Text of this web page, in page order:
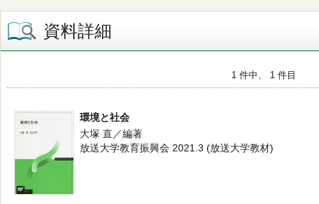
資料詳細
1 件中、 1 件目
環境と社会
大塚 直／編著
放送大学教育振興会 2021.3 (放送大学教材)